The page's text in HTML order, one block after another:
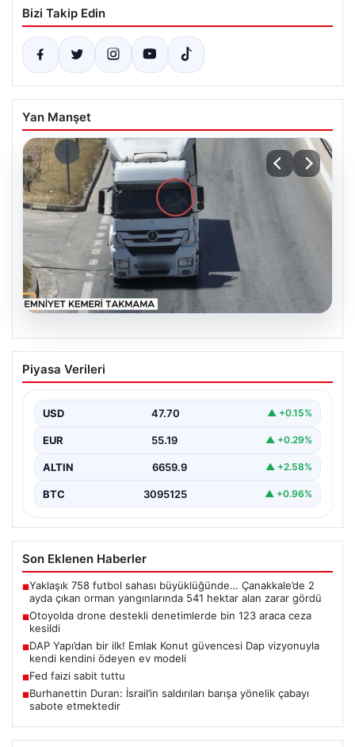
Bizi Takip Edin
Yan Manşet
Otoyolda drone destekli denetimlerde
bin 123 araca ceza kesildi
sürdürdüğü drone destekli otoyol denetimlerinde
yoğun bir kontrol…
Piyasa Verileri
USD 47.70 ▲ +0.15%
EUR 55.19 ▲ +0.29%
ALTIN 6659.9 ▲ +2.58%
BTC 3095125 ▲ +0.96%
Son Eklenen Haberler
■Yaklaşık 758 futbol sahası büyüklüğünde… Çanakkale’de 2
ayda çıkan orman yangınlarında 541 hektar alan zarar gördü
■Otoyolda drone destekli denetimlerde bin 123 araca ceza
kesildi
■DAP Yapı’dan bir ilk! Emlak Konut güvencesi Dap vizyonuyla
kendi kendini ödeyen ev modeli
■Fed faizi sabit tuttu
■Burhanettin Duran: İsrail’in saldırıları barışa yönelik çabayı
sabote etmektedir